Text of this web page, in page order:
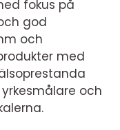
fokus på
god
och
med
och